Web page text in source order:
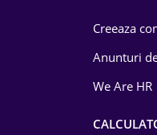
Creeaza
Anunturi
We Are HR